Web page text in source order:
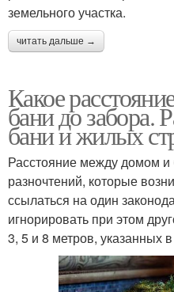
земельного участка.
читать дальше →
Какое
бани до забора.
бани и жилых
Расстояние между домом
разночтений, которые
ссылаться на один
игнорировать при этом
3, 5 и 8 метров, указанных